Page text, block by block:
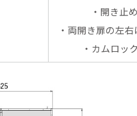
・開き止
・両開き扉の左
・カムロッ